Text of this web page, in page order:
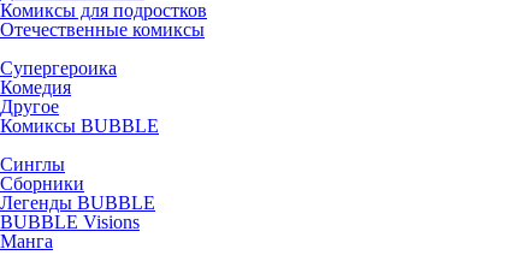
Комиксы для подростков
Отечественные комиксы
Супергероика
Комедия
Другое
Комиксы BUBBLE
Синглы
Сборники
Легенды BUBBLE
BUBBLE Visions
Манга